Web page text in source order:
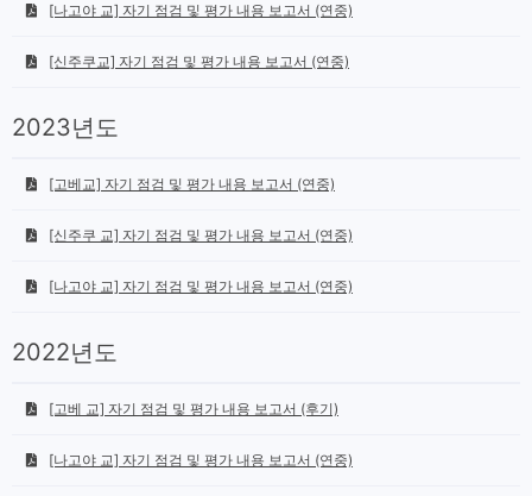
[나고야 교] 자기 점검 및 평가 내용 보고서 (연중)
[신주쿠교] 자기 점검 및 평가 내용 보고서 (연중)
2023년도
[고베교] 자기 점검 및 평가 내용 보고서 (연중)
[신주쿠 교] 자기 점검 및 평가 내용 보고서 (연중)
[나고야 교] 자기 점검 및 평가 내용 보고서 (연중)
2022년도
[고베 교] 자기 점검 및 평가 내용 보고서 (후기)
[나고야 교] 자기 점검 및 평가 내용 보고서 (연중)